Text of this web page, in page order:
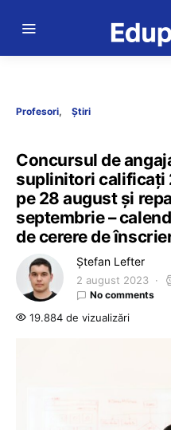
Profesori Știri
Concursul de
suplinitori calificați
pe 28 august și
septembrie –
de cerere de
Ștefan Lefter
2 august 2023
No comments
19.884 de vizualizări